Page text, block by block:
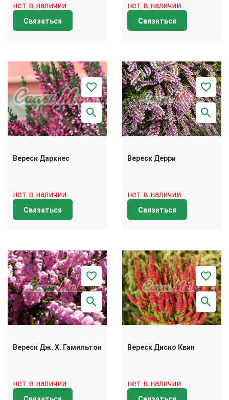
нет в наличии
Связаться
нет в наличии
Связаться
Вереск Даркнес
нет в наличии
Связаться
Вереск Дерри
нет в наличии
Связаться
Вереск Дж. Х. Гамильтон
нет в наличии
Вереск Диско Квин
нет в наличии